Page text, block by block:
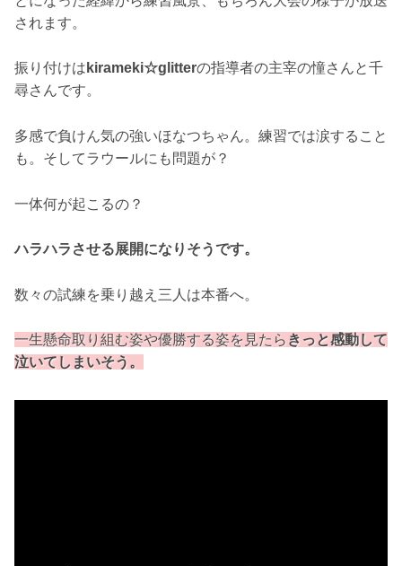
されます。
振り付けは kirameki☆glitterの指導者の主宰の憧さんと千
尋さんです。
多感で負けん気の強いほなつちゃん。練習では涙すること
も。そしてラウールにも問題が？
一体何が起こるの？
ハラハラさせる展開になりそうです。
数々の試練を乗り越え三人は本番へ。
一生懸命取り組む姿や優勝する姿を見たら きっと感動して
泣いてしまいそう。